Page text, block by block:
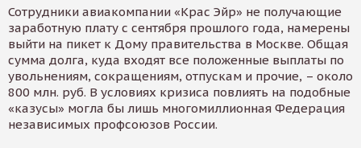
Сотрудники авиакомпании «Крас Эйр» не получающие
заработную плату с сентября прошлого года, намерены
выйти на пикет к Дому правительства в Москве. Общая
сумма долга, куда входят все положенные выплаты по
увольнениям, сокращениям, отпускам и прочие, – около
800 млн. руб. В условиях кризиса повлиять на подобные
«казусы» могла бы лишь многомиллионная Федерация
независимых профсоюзов России.